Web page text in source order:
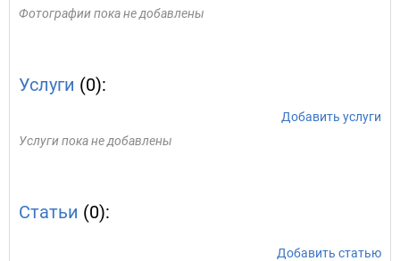
Фотографии пока не добавлены
Услуги (0):
Добавить услуги
Услуги пока не добавлены
Статьи (0):
Добавить статью